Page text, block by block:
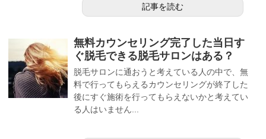
記事を読む
無料カウンセリング完了した当日す
ぐ脱毛できる脱毛サロンはある？
脱毛サロンに通おうと考えている人の中で、無
料で行ってもらえるカウンセリングが終了した
後にすぐ施術を行ってもらえないかと考えてい
る人はいません...